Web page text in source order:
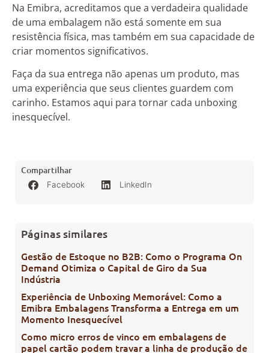
Na Emibra, acreditamos que a verdadeira qualidade
de uma embalagem não está somente em sua
resistência física, mas também em sua capacidade de
criar momentos significativos.
Faça da sua entrega não apenas um produto, mas
uma experiência que seus clientes guardem com
carinho. Estamos aqui para tornar cada unboxing
inesquecível.
Compartilhar
Facebook LinkedIn
Páginas similares
Gestão de Estoque no B2B: Como o Programa On
Demand Otimiza o Capital de Giro da Sua
Indústria
Experiência de Unboxing Memorável: Como a
Emibra Embalagens Transforma a Entrega em um
Momento Inesquecível
Como micro erros de vinco em embalagens de
papel cartão podem travar a linha de produção de